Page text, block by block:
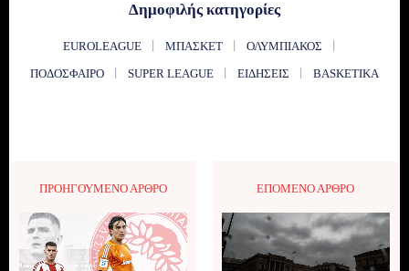
Δημοφιλής κατηγορίες
EUROLEAGUE ΜΠΆΣΚΕΤ
ΟΛΥΜΠΙΑΚΌΣ
ΠΟΔΌΣΦΑΙΡΟ
SUPER LEAGUE ΕΙΔΉΣΕΙΣ BASKETIKA
ΠΡΟΗΓΟΎΜΕΝΟ ΆΡΘΡΟ ΕΠΌΜΕΝΟ ΆΡΘΡΟ